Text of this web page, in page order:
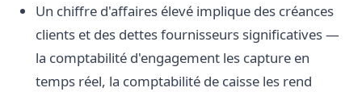
Un chiffre d'affaires élevé implique des créances
clients et des dettes fournisseurs significatives —
la comptabilité d'engagement les capture en
temps réel, la comptabilité de caisse les rend